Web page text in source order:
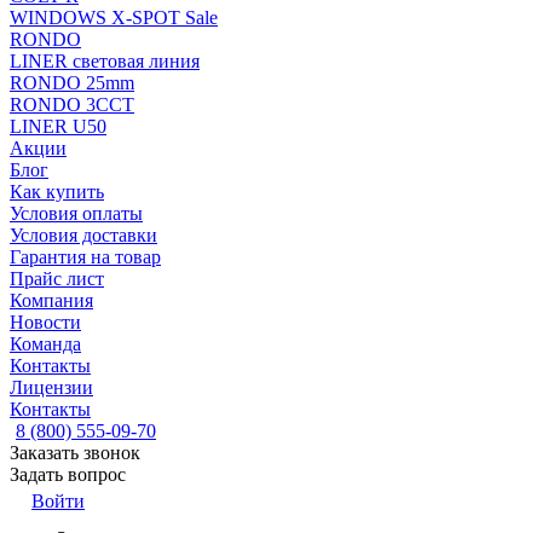
WINDOWS X-SPOT Sale
RONDO
LINER световая линия
RONDO 25mm
RONDO 3CCT
LINER U50
Акции
Блог
Как купить
Условия оплаты
Условия доставки
Гарантия на товар
Прайс лист
Компания
Новости
Команда
Контакты
Лицензии
Контакты
8 (800) 555-09-70
Заказать звонок
Задать вопрос
Войти